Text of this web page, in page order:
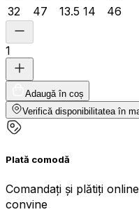
32
47 13.5 14 46
1
Adaugă în coș
Verifică disponibilitatea în
Plată comodă
Comandați și plătiți
convine